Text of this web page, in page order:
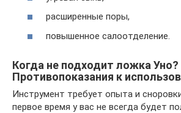
расширенные поры,
повышенное салоотделение.
Когда не подходит ложка Уно?
Противопоказания к
Инструмент требует опыта и
первое время у вас не всегда будет